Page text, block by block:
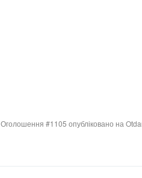
Оголошення #1105 опубліковано на